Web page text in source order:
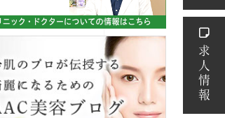
求人情報